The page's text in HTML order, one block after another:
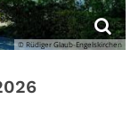
© Rüdiger Glaub-Engelskirchen